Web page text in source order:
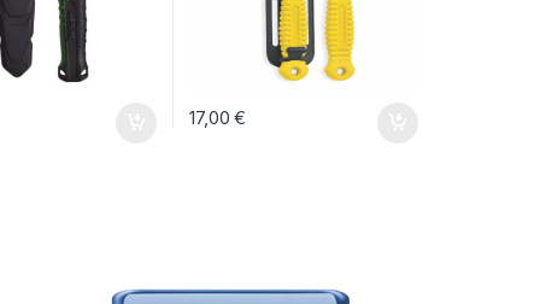
17,00€